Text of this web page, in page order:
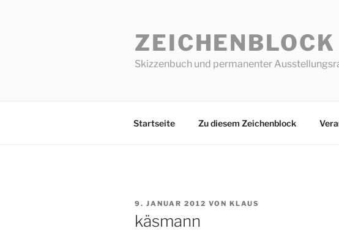
ZEICHENBLOCK
Skizzenbuch und permanenter
Startseite Zu diesem Zeichenblock
VERÖFFENTLICHT
AM
9. JANUAR 2012 VON KLAUS
käsmann